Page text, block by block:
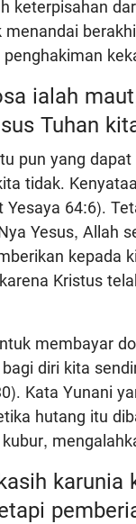
keterpisahan
ialah
Tuhan
pun yang
tidak.
64:6).
Yesus, Allah
kepada
Kristus
membayar
diri kita
Kata Yunani
hutang itu